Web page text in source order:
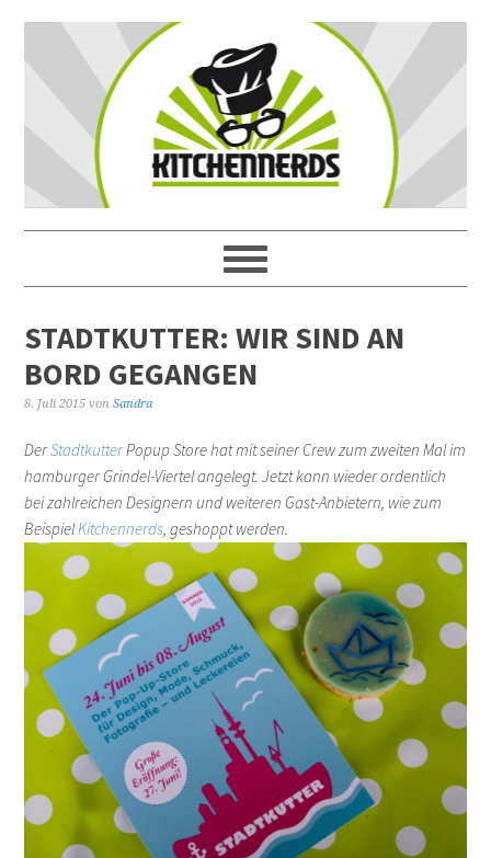
STADTKUTTER: WIR SIND AN
BORD GEGANGEN
8. Juli 2015 vonSandra
DerStadtkutterPopup Store hat mit seiner Crew zum zweiten Mal im
hamburger Grindel-Viertel angelegt. Jetzt kann wieder ordentlich
bei zahlreichen Designern und weiteren Gast-Anbietern, wie zum
BeispielKitchennerds, geshoppt werden.